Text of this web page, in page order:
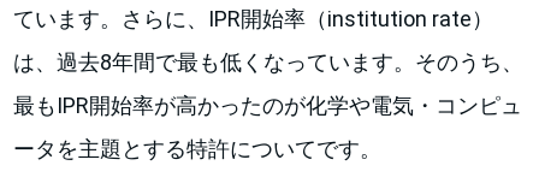
ています。さらに、IPR開始率（institution rate）
は、過去8年間で最も低くなっています。そのうち、
最もIPR開始率が高かったのが化学や電気・コンピュ
ータを主題とする特許についてです。